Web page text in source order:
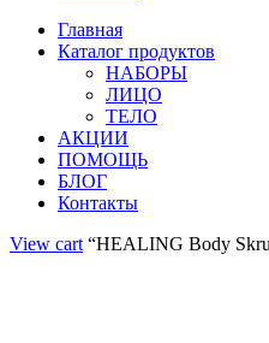
Главная
Каталог продуктов
НАБОРЫ
ЛИЦО
ТЕЛО
АКЦИИ
ПОМОЩЬ
БЛОГ
Контакты
View cart “HEALING Body